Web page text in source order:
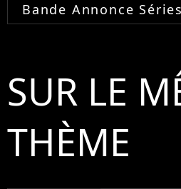
Bande Annonce Séries
SUR LE
THÈME